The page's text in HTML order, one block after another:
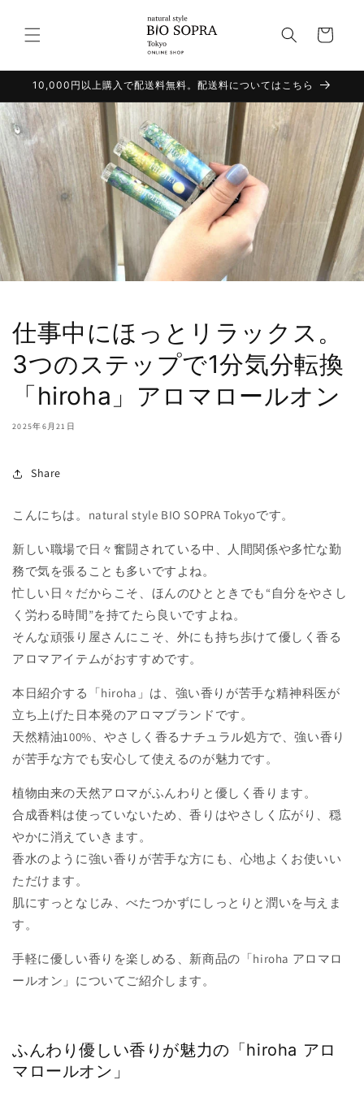
進む
ー
10,000円以上購入で配送料無料。配送料についてはこちら
仕事中にほっとリラックス。
3つのステップで1分気分転換
「hiroha」アロマロールオン
2025年6月21日
Share
こんにちは。natural style BIO SOPRA Tokyoです。
新しい職場で日々奮闘されている中、人間関係や多忙な勤
務で気を張ることも多いですよね。
忙しい日々だからこそ、ほんのひとときでも“自分をやさし
く労わる時間”を持てたら良いですよね。
そんな頑張り屋さんにこそ、外にも持ち歩けて優しく香る
アロマアイテムがおすすめです。
本日紹介する「hiroha」は、強い香りが苦手な精神科医が
立ち上げた日本発のアロマブランドです。
天然精油100%、やさしく香るナチュラル処方で、強い香り
が苦手な方でも安心して使えるのが魅力です。
植物由来の天然アロマがふんわりと優しく香ります。
合成香料は使っていないため、香りはやさしく広がり、穏
やかに消えていきます。
香水のように強い香りが苦手な方にも、心地よくお使いい
ただけます。
肌にすっとなじみ、べたつかずにしっとりと潤いを与えま
す。
手軽に優しい香りを楽しめる、新商品の 「hiroha アロマロ
ールオン」 についてご紹介します。
ふんわり優しい香りが魅力の「hiroha アロ
マロールオン」